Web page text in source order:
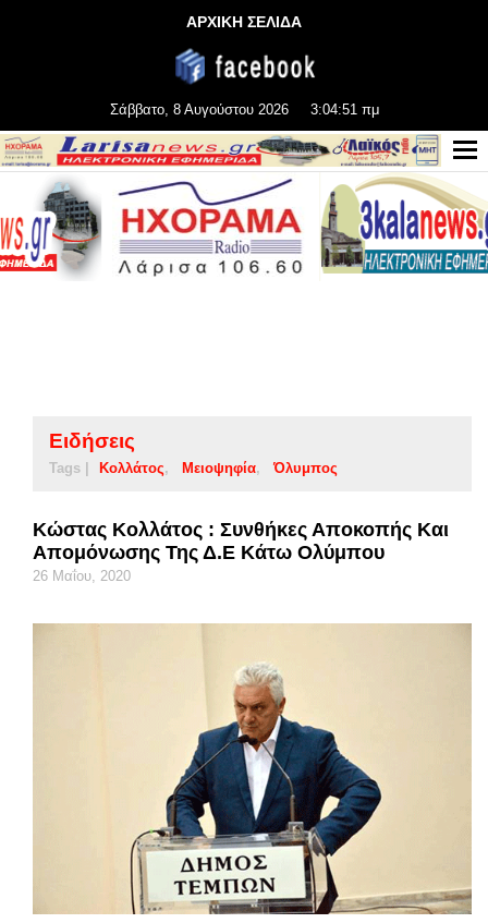
ΑΡΧΙΚΗ ΣΕΛΙΔΑ
Σάββατο, 8 Αυγούστου 2026 3:04:52 πμ
Ειδήσεις
Tags | Κολλάτος Μειοψηφία Όλυμπος
Κώστας Κολλάτος : Συνθήκες Αποκοπής Και
Απομόνωσης Της Δ.Ε Κάτω Ολύμπου
26 Μαΐου, 2020